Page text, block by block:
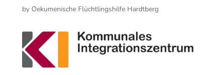
by Oekumenische Flüchtlingshilfe Hardtberg